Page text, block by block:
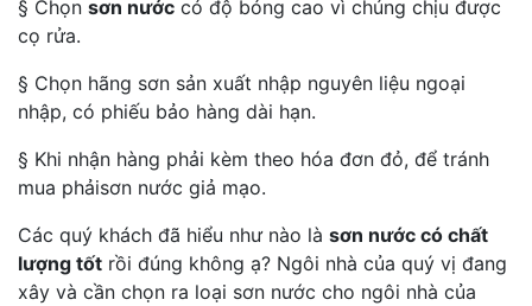
§ Chọn sơn nước có độ bóng cao vì chúng chịu được
cọ rửa.
§ Chọn hãng sơn sản xuất nhập nguyên liệu ngoại
nhập, có phiếu bảo hàng dài hạn.
§ Khi nhận hàng phải kèm theo hóa đơn đỏ, để tránh
mua phảisơn nước giả mạo.
Các quý khách đã hiểu như nào là sơn nước có chất
lượng tốt rồi đúng không ạ? Ngôi nhà của quý vị đang
xây và cần chọn ra loại sơn nước cho ngôi nhà của